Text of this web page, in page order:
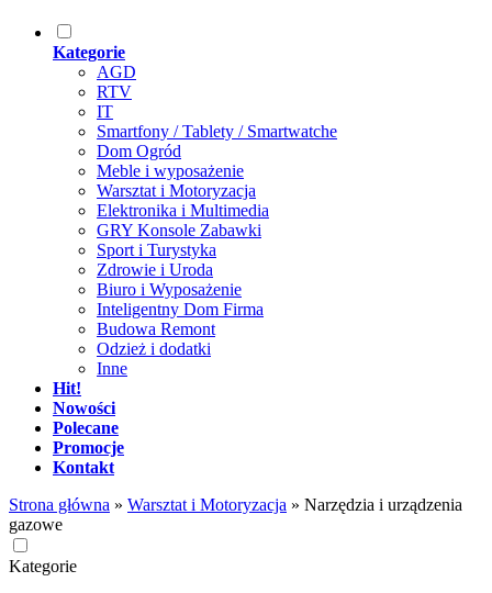
Kategorie
AGD
RTV
IT
Smartfony / Tablety / Smartwatche
Dom Ogród
Meble i wyposażenie
Warsztat i Motoryzacja
Elektronika i Multimedia
GRY Konsole Zabawki
Sport i Turystyka
Zdrowie i Uroda
Biuro i Wyposażenie
Inteligentny Dom Firma
Budowa Remont
Odzież i dodatki
Inne
Hit!
Nowości
Polecane
Promocje
Kontakt
Strona główna » Warsztat i Motoryzacja » Narzędzia i urządzenia
gazowe
Kategorie